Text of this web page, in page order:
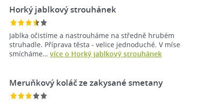
Horký jablkový strouhánek
Jablka očistíme a nastrouháme na středně hrubém
struhadle. Příprava těsta - velice jednoduché. V míse
smícháme… více o Horký jablkový strouhánek
Meruňkový koláč ze zakysané smetany